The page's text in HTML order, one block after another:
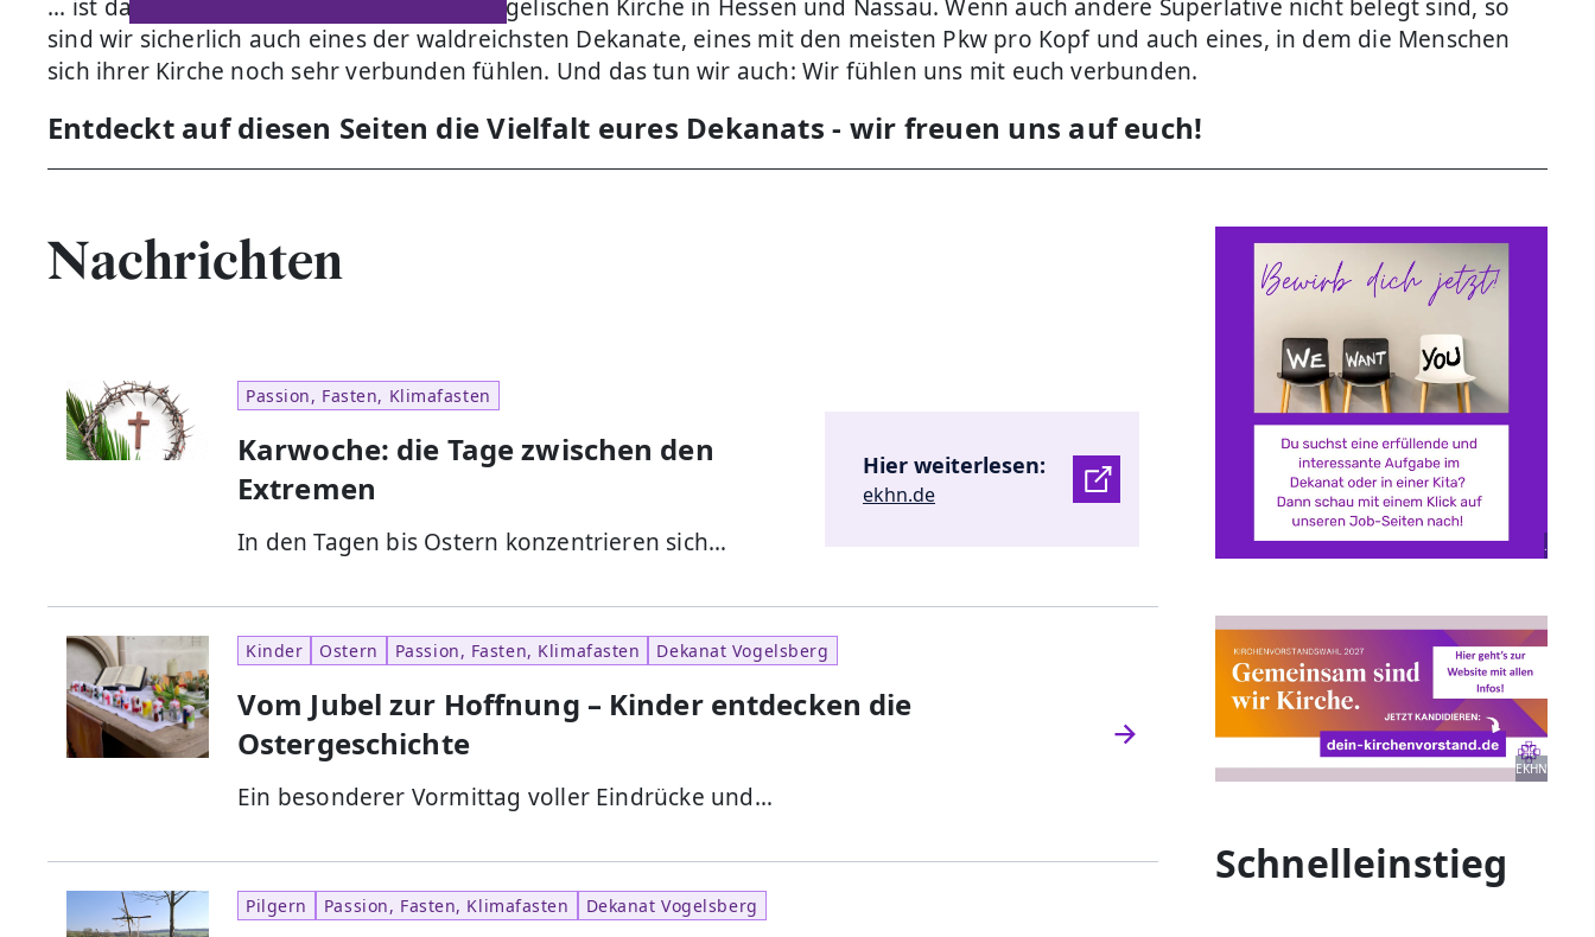
... ist das flächengrößte Dekanat der Evangelischen Kirche in Hessen und Nassau. Wenn auch andere Superlative nicht belegt sind, so
sind wir sicherlich auch eines der waldreichsten Dekanate, eines mit den meisten Pkw pro Kopf und auch eines, in dem die Menschen
sich ihrer Kirche noch sehr verbunden fühlen. Und das tun wir auch: Wir fühlen uns mit euch verbunden.
Entdeckt auf diesen Seiten die Vielfalt eures Dekanats - wir freuen uns auf euch!
Nachrichten
Passion, Fasten, Klimafasten
Karwoche: die Tage zwischen den
Extremen
In den Tagen bis Ostern konzentrieren sich…
Hier weiterlesen:
ekhn.de
Kinder Ostern Passion, Fasten, Klimafasten Dekanat Vogelsberg
Vom Jubel zur Hoffnung – Kinder entdecken die
Ostergeschichte
Ein besonderer Vormittag voller Eindrücke und…
Pilgern Passion, Fasten, Klimafasten Dekanat Vogelsberg
EKHN
Schnelleinstieg